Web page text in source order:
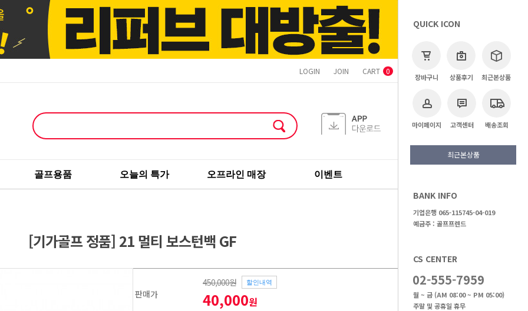
LOGIN JOIN CART 0
골프용품 오늘의 특가 오프라인 매장 이벤트
QUICK ICON
장바구니 상품후기 최근본상품
마이페이지 고객센터 배송조회
최근본상품
BANK INFO
기업은행 065-115745-04-019
예금주 : 골프프렌드
CS CENTER
02-555-7959
월 ~ 금 (AM 08:00 ~ PM 05:00)
주말 및 공휴일 휴무
>골프용품 >보스턴백
[기가골프 정품] 21 멀티 보스턴백 GF
92%
판매가
450,000원 할인내역
40,000원